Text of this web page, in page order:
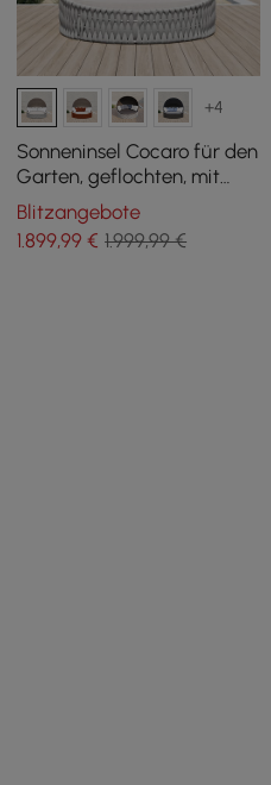
+4
Sonneninsel Cocaro für den
Garten, geflochten, mit
Aluminiumrahmen und
Sonnendach, wetterfest,
grau
Blitzangebote
1.899,99 € 1.999,99 €